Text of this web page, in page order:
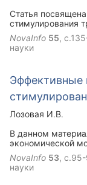
Статья
стимулирования
национальных
мотивация и
основной рычаг
национальных
NovaInfo 55,
науки
Эффективные
Лозовая И.В.
В данном
экономической
NovaInfo 53,
науки